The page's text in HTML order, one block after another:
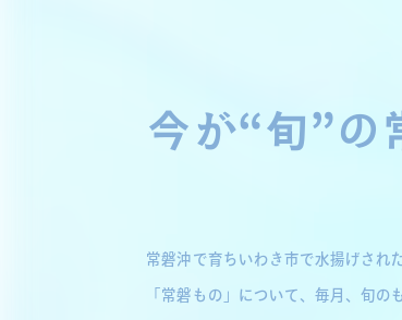
今が“旬”の
常磐沖で育ちいわき市で水揚げされ
「常磐もの」について、毎月、旬の